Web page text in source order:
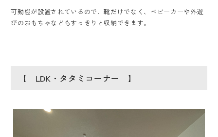
可動棚が設置されているので、靴だけでなく、ベビーカーや外遊
びのおもちゃなどもすっきりと収納できます。
【 LDK・タタミコーナー 】